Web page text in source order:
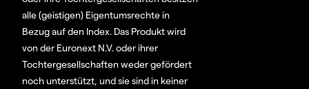
alle (geistigen) Eigentumsrechte in
Bezug auf den Index. Das Produkt wird
von der Euronext N.V. oder ihrer
Tochtergesellschaften weder gefördert
noch unterstützt, und sie sind in keiner